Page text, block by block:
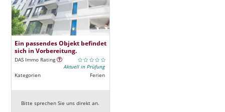
Ein passendes Objekt befindet
sich in Vorbereitung.
DAS Immo Rating
Aktuell in Prüfung
Kategorien
Ferien
Bitte sprechen Sie uns direkt an.